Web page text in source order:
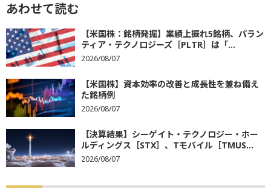
あわせて読む
【米国株：銘柄発掘】業績上振れ5銘柄、パラン
ティア・テクノロジーズ［PLTR］は「...
2026/08/07
【米国株】資本効率の改善と成長性を兼ね備え
た銘柄例
2026/08/07
【決算結果】シーゲイト・テクノロジー・ホー
ルディングス［STX］、Tモバイル［TMUS...
2026/08/07